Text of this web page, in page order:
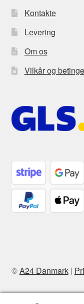
Kontakte
Levering
Om os
Vilkår og
©A24 Danmark|